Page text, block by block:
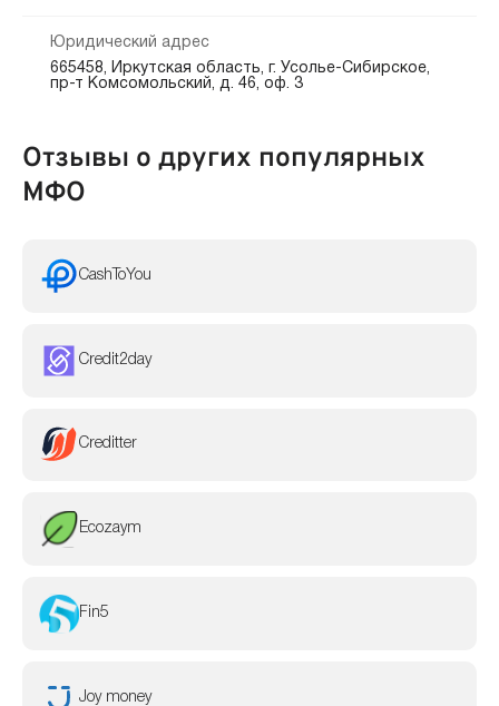
Юридический адрес
665458, Иркутская область, г. Усолье-Сибирское,
пр-т Комсомольский, д. 46, оф. 3
Отзывы о других популярных
МФО
CashToYou
Credit2day
Creditter
Ecozaym
Fin5
Joy money